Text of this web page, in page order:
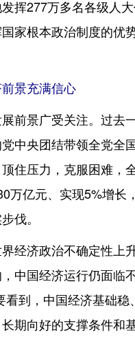
挥277万多名各级人
家根本政治制度的优
景充满信心
景广受关注。过去
中央团结带领全党全
住压力，克服困难，
万亿元、实现5%增长
伐。
济政治不确定性上
中国经济运行仍面临
看到，中国经济基础稳
期向好的支撑条件和